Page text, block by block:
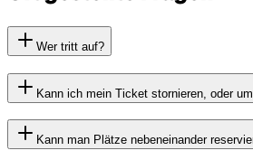
Wer tritt auf?
Kann ich mein Ticket stornieren, oder
Kann man Plätze nebeneinander